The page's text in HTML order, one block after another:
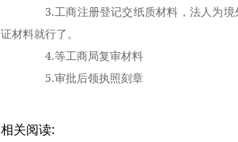
3.工商注册登记交纸质材料，法人为境
证材料就行了。
4.等工商局复审材料
5.审批后领执照刻章
相关阅读: